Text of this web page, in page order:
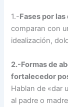
1.-Fases por
comparan con
idealización,
2.-Formas de
fortalecedor
Hablan de «dar
al padre o